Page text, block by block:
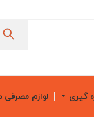
گیری لوازم